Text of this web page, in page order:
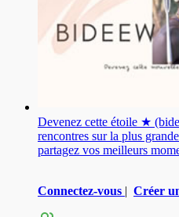
Devenez cette étoile ★
rencontres sur la plus
partagez vos meilleurs
Connectez-vous | Créer